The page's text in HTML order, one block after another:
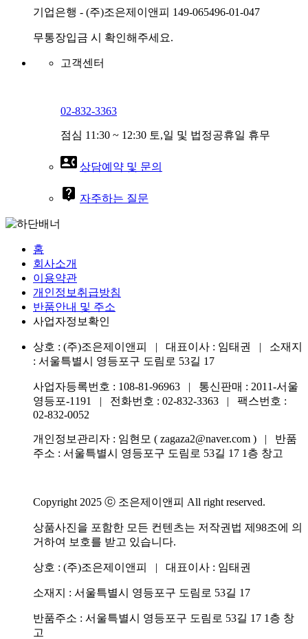
기업은행 - (주)조은제이앤피 149-065496-01-047
무통장입금 시 확인해주세요.
고객센터
02-832-3363
점심 11:30 ~ 12:30 토,일 및 법정공휴일 휴무
contact_phone 상담예약 및 문의
live_help 자주하는 질문
홈
회사소개
이용약관
개인정보취급방침
반품안내 및 주소
사업자정보확인
상호 : (주)조은제이앤피 | 대표이사 : 임태권 | 소재지
: 서울특별시 영등포구 도림로 53길 17
사업자등록번호 : 108-81-96963 | 통신판매 : 2011-서울
영등포-1191 | 전화번호 : 02-832-3363 | 팩스번호 :
02-832-0052
개인정보관리자 : 임현모 ( zagaza2@naver.com ) | 반품
주소 : 서울특별시 영등포구 도림로 53길 17 1층 창고
Copyright 2025 ⓒ 조은제이앤피 All right reserved.
상품사진을 포함한 모든 컨텐츠는 저작권법 제98조에 의
거하여 보호를 받고 있습니다.
상호 : (주)조은제이앤피 | 대표이사 : 임태권
소재지 : 서울특별시 영등포구 도림로 53길 17
반품주소 : 서울특별시 영등포구 도림로 53길 17 1층 창
고